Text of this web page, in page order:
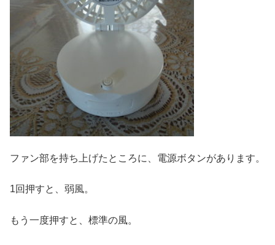
ファン部を持ち上げたところに、電源ボタンがあります。
1回押すと、弱風。
もう一度押すと、標準の風。